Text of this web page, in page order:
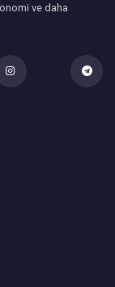
ve daha